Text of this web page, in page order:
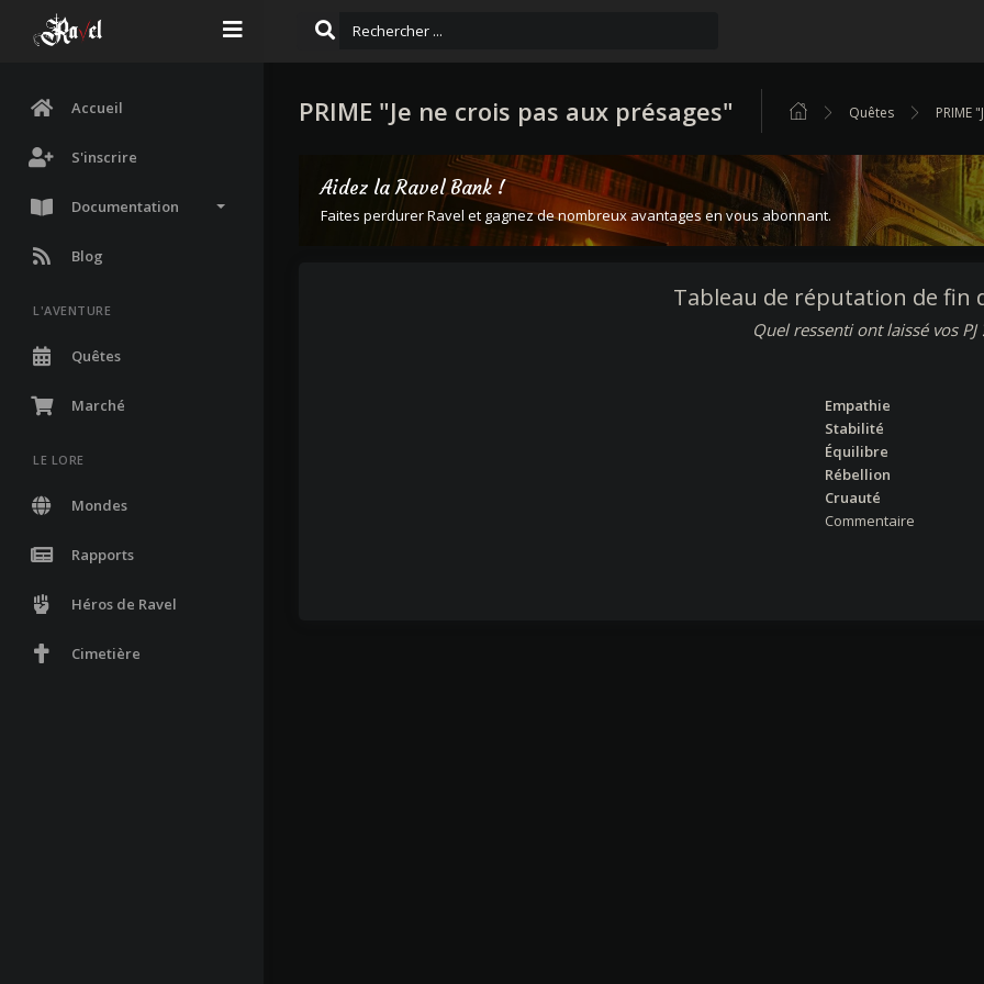
Accueil
S'inscrire
Documentation
Blog
L'AVENTURE
Quêtes
Marché
LE LORE
Mondes
Rapports
Héros de Ravel
Cimetière
PRIME "Je ne crois pas aux présages" Quêtes PRIME
Aidez la Ravel Bank !
Faites perdurer Ravel et gagnez de nombreux avantages en vous abonnant.
Tableau de réputation de fin
Quel ressenti ont laissé vos PJ
Empathie
Stabilité
Équilibre
Rébellion
Cruauté
Commentaire